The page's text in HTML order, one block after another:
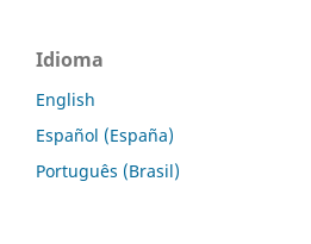
Idioma
English
Español (España)
Português (Brasil)